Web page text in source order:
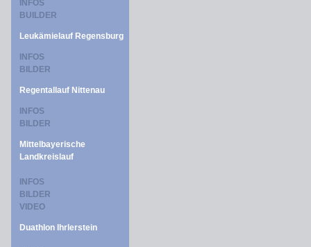
INFOS
BUILDER
Leukämielauf Regensburg
INFOS
BILDER
Regentallauf Nittenau
INFOS
BILDER
Mittelbayerische
Landkreislauf
INFOS
BILDER
VIDEO
Duathlon Ihrlerstein